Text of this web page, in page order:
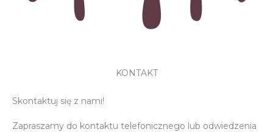
KONTAKT
Skontaktuj się z nami!
Zapraszamy do kontaktu telefonicznego lub odwiedzenia